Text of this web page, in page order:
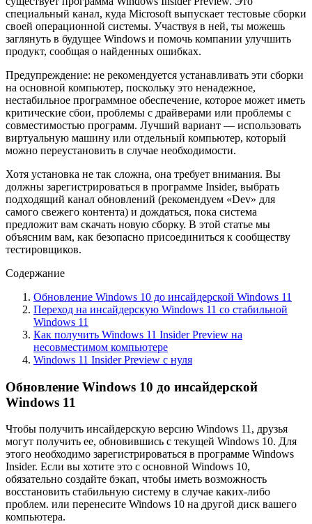
специальный канал, куда Microsoft выпускает тестовые сборки
своей операционной системы. Участвуя в ней, ты можешь
заглянуть в будущее Windows и помочь компании улучшить
продукт, сообщая о найденных ошибках.
Предупреждение: не рекомендуется устанавливать эти сборки
на основной компьютер, поскольку это ненадежное,
нестабильное программное обеспечение, которое может иметь
критические сбои, проблемы с драйверами или проблемы с
совместимостью программ. Лучший вариант — использовать
виртуальную машину или отдельный компьютер, который
можно переустановить в случае необходимости.
Хотя установка не так сложна, она требует внимания. Вы
должны зарегистрироваться в программе Insider, выбрать
подходящий канал обновлений (рекомендуем «Dev» для
самого свежего контента) и дождаться, пока система
предложит вам скачать новую сборку. В этой статье мы
объясним вам, как безопасно присоединиться к сообществу
тестировщиков.
Содержание
Обновление Windows 10 до инсайдерской Windows 11
Переход на инсайдерскую Windows 11 со стабильной
Windows 11
Как получить Windows 11 Insider Preview на
несовместимом компьютере
Windows 11 Insider Preview с нуля
Обновление Windows 10 до инсайдерской
Windows 11
Чтобы получить инсайдерскую версию Windows 11, друзья
могут получить ее, обновившись с текущей Windows 10. Для
этого необходимо зарегистрироваться в программе Windows
Insider. Если вы хотите это с основной Windows 10,
обязательно создайте бэкап, чтобы иметь возможность
восстановить стабильную систему в случае каких-либо
проблем. или перенесите Windows 10 на другой диск вашего
компьютера.